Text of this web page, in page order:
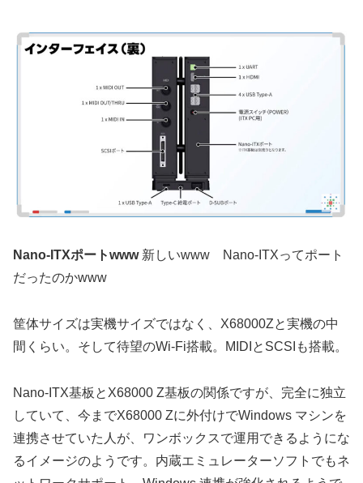
Nano-ITXポートwww新しいwww Nano-ITXってポート
だったのかwww
筐体サイズは実機サイズではなく、X68000Zと実機の中
間くらい。そして待望のWi-Fi搭載。MIDIとSCSIも搭載。
Nano-ITX基板とX68000 Z基板の関係ですが、完全に独立
していて、今までX68000 Zに外付けでWindows マシンを
連携させていた人が、ワンボックスで運用できるようにな
るイメージのようです。内蔵エミュレーターソフトでもネ